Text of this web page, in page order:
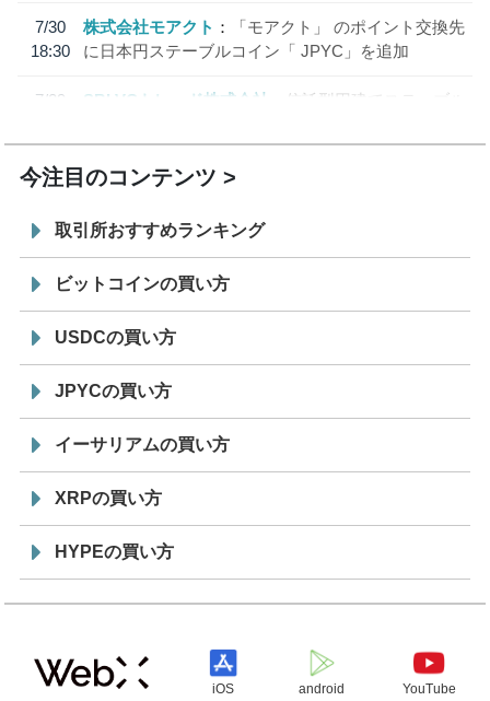
7/30
18:30
株式会社モアクト
「モアクト」 のポイント交換先
に日本円ステーブルコイン「 JPYC」を追加
7/29
SBI VCトレード株式会社
信託型円建てステーブル
今注目のコンテンツ
取引所おすすめランキング
ビットコインの買い方
USDCの買い方
JPYCの買い方
イーサリアムの買い方
XRPの買い方
HYPEの買い方
iOS android YouTube